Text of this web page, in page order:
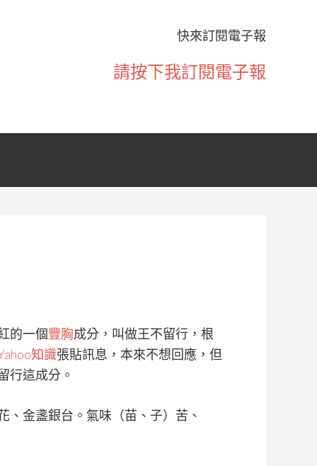
快來訂閱電子報
請按下我訂閱電子報
的一個豐胸成分，叫做王不留行，根
知識張貼訊息，本來不想回應，但
行這成分。
、金盞銀台。氣味（苗、子）苦、